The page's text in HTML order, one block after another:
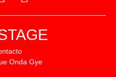
Onda Gye